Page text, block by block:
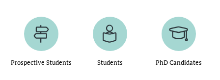
Prospective Students Students PhD Candidates